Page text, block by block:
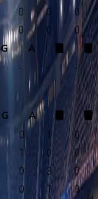
0 0
0
0 0 0
G A
- - -
G A
0 1
0
1 0
0
0 3
0
0 1
0